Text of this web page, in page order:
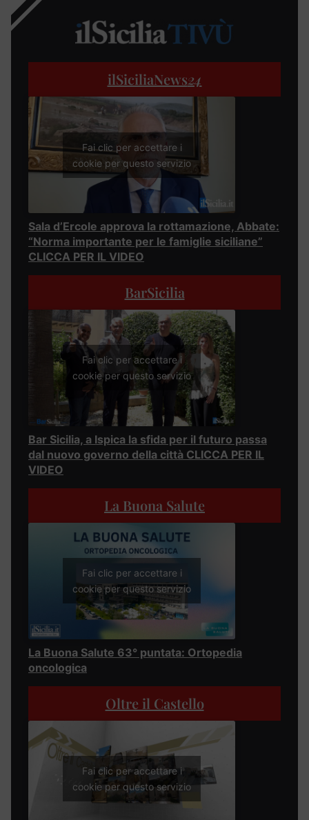
ilSiciliaNews24
Fai clic per accettare i
cookie per questo servizio
Sala d’Ercole approva la rottamazione, Abbate:
“Norma importante per le famiglie siciliane”
CLICCA PER IL VIDEO
BarSicilia
Fai clic per accettare i
cookie per questo servizio
Bar Sicilia, a Ispica la sfida per il futuro passa
dal nuovo governo della città CLICCA PER IL
VIDEO
La Buona Salute
Fai clic per accettare i
cookie per questo servizio
La Buona Salute 63° puntata: Ortopedia
oncologica
Oltre il Castello
Fai clic per accettare i
cookie per questo servizio